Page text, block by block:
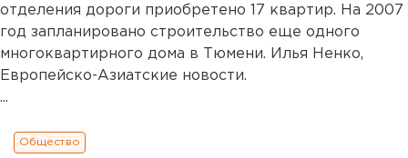
отделения дороги приобретено 17 квартир. На 2007
год запланировано строительство еще одного
многоквартирного дома в Тюмени. Илья Ненко,
Европейско-Азиатские новости.
...
Общество